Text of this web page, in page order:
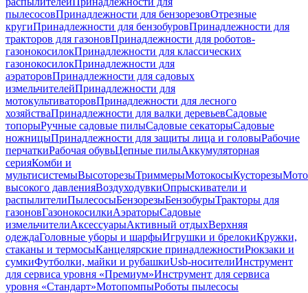
пылесосовПринадлежности для бензорезовОтрезные
кругиПринадлежности для бензобуровПринадлежности для
тракторов для газоновПринадлежности для роботов-
газонокосилокПринадлежности для классических
газонокосилокПринадлежности для
аэраторовПринадлежности для садовых
измельчителейПринадлежности для
мотокультиваторовПринадлежности для лесного
хозяйстваПринадлежности для валки деревьевСадовые
топорыРучные садовые пилыСадовые секаторыСадовые
ножницыПринадлежности для защиты лица и головыРабочие
перчаткиРабочая обувьЦепные пилыАккумуляторная
серияКомби и
мультисистемыВысоторезыТриммерыМотокосыКусторезы
высокого давленияВоздуходувкиОпрыскиватели и
распылителиПылесосыБензорезыБензобурыТракторы для
газоновГазонокосилкиАэраторыСадовые
измельчителиАксессуарыАктивный отдыхВерхняя
одеждаГоловные уборы и шарфыИгрушки и брелокиКружки,
стаканы и термосыКанцелярские принадлежностиРюкзаки и
сумкиФутболки, майки и рубашкиUsb-носителиИнструмент
для сервиса уровня «Премиум»Инструмент для сервиса
уровня «Стандарт»МотопомпыРоботы пылесосы